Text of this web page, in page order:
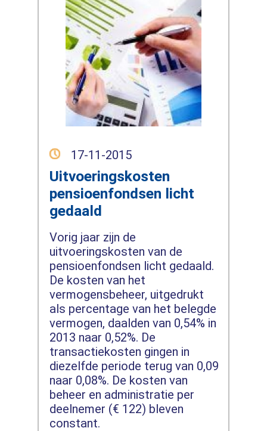
17-11-2015
Uitvoeringskosten
pensioenfondsen licht
gedaald
Vorig jaar zijn de
uitvoeringskosten van de
pensioenfondsen licht gedaald.
De kosten van het
vermogensbeheer, uitgedrukt
als percentage van het belegde
vermogen, daalden van 0,54% in
2013 naar 0,52%. De
transactiekosten gingen in
diezelfde periode terug van 0,09
naar 0,08%. De kosten van
beheer en administratie per
deelnemer (€ 122) bleven
constant.